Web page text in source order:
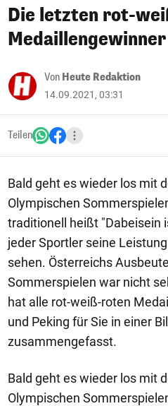
Die letzten rot-
Medaillengewinner
Von Heute Redaktion
14.09.2021, 03:31
Teilen
Bald geht es wieder los mit
Olympischen
traditionell heißt "Dabeisein
jeder Sportler seine
sehen. Österreichs
Sommerspielen war nicht
hat alle rot-weiß-roten
und Peking für Sie in einer
zusammengefasst.
Bald geht es wieder los mit
Olympischen